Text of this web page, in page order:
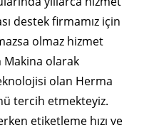
destek firmamız için
olmaz hizmet
Makina olarak
olan Herma
tercih etmekteyiz.
etiketleme hızı ve